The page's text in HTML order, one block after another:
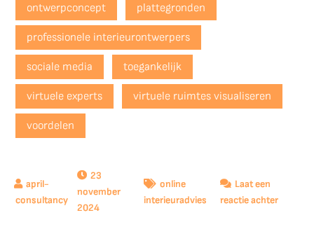
ontwerpconcept plattegronden
professionele interieurontwerpers
sociale media toegankelijk
virtuele experts virtuele ruimtes visualiseren
voordelen
23
november
2024
online
interieuradvies
Laat een
reactie achterop